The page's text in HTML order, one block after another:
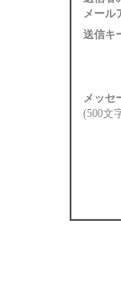
メール
送信キ
メッセ
(500文